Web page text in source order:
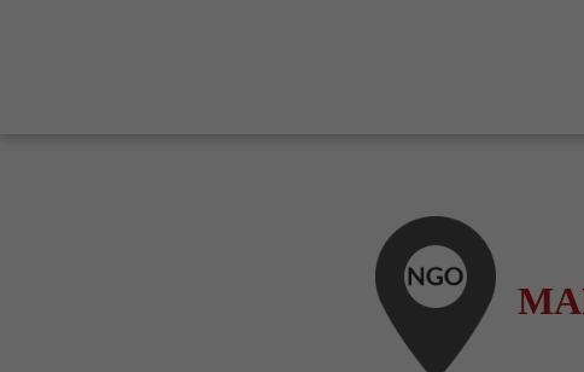
Internetowy Biuletyn
Osób